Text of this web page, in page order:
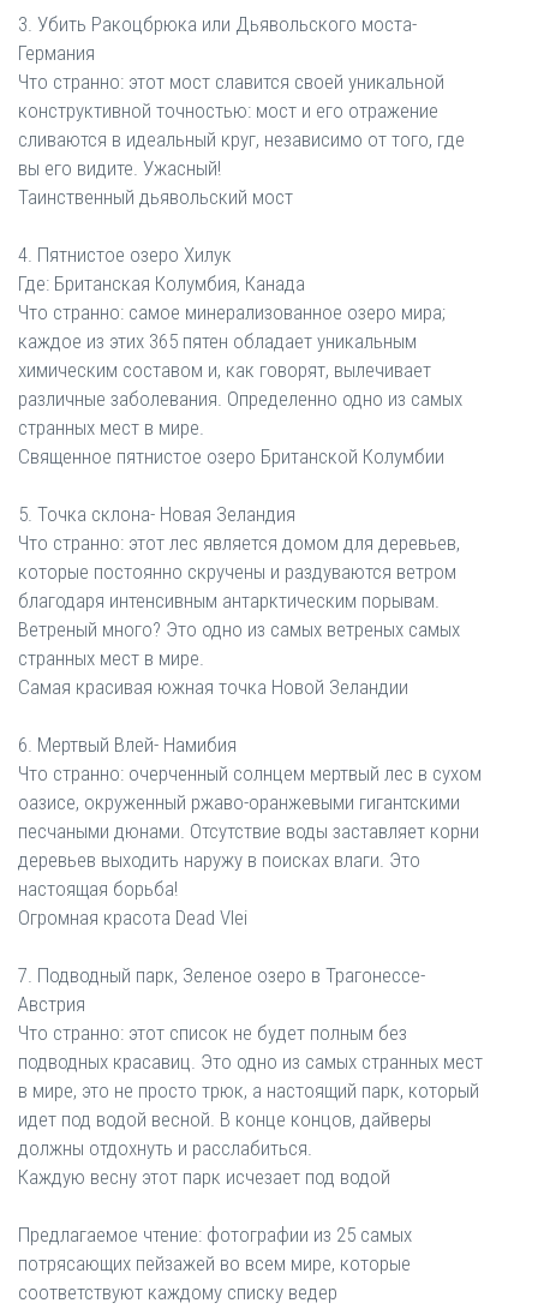
3. Убить Ракоцбрюка или Дьявольского моста-
Германия
Что странно: этот мост славится своей уникальной
конструктивной точностью: мост и его отражение
сливаются в идеальный круг, независимо от того, где
вы его видите. Ужасный!
Таинственный дьявольский мост
4. Пятнистое озеро Хилук
Где: Британская Колумбия, Канада
Что странно: самое минерализованное озеро мира;
каждое из этих 365 пятен обладает уникальным
химическим составом и, как говорят, вылечивает
различные заболевания. Определенно одно из самых
странных мест в мире.
Священное пятнистое озеро Британской Колумбии
5. Точка склона- Новая Зеландия
Что странно: этот лес является домом для деревьев,
которые постоянно скручены и раздуваются ветром
благодаря интенсивным антарктическим порывам.
Ветреный много? Это одно из самых ветреных самых
странных мест в мире.
Самая красивая южная точка Новой Зеландии
6. Мертвый Влей- Намибия
Что странно: очерченный солнцем мертвый лес в сухом
оазисе, окруженный ржаво-оранжевыми гигантскими
песчаными дюнами. Отсутствие воды заставляет корни
деревьев выходить наружу в поисках влаги. Это
настоящая борьба!
Огромная красота Dead Vlei
7. Подводный парк, Зеленое озеро в Трагонессе-
Австрия
Что странно: этот список не будет полным без
подводных красавиц. Это одно из самых странных мест
в мире, это не просто трюк, а настоящий парк, который
идет под водой весной. В конце концов, дайверы
должны отдохнуть и расслабиться.
Каждую весну этот парк исчезает под водой
Предлагаемое чтение: фотографии из 25 самых
потрясающих пейзажей во всем мире, которые
соответствуют каждому списку ведер